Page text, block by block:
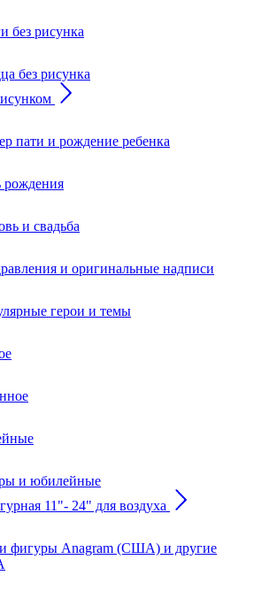
без рисунка
без рисунка
пати и рождение ребенка
рождения
и свадьба
и оригинальные надписи
герои и темы
и юбилейные
11"- 24" для воздуха
фигуры Anagram (США) и другие